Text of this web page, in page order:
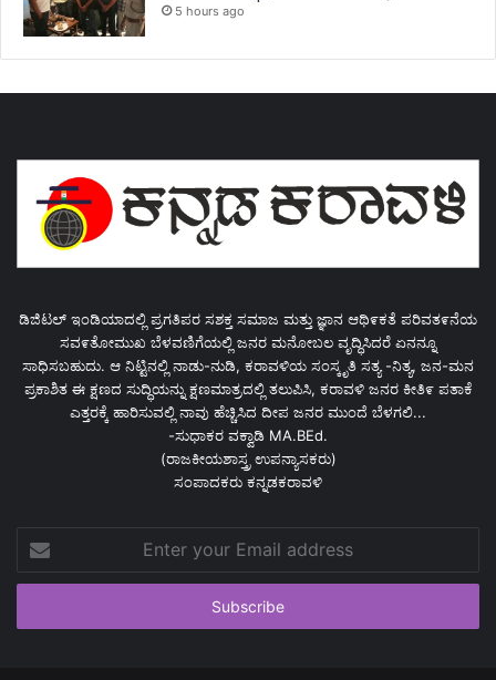
5 hours ago
ಡಿಜಿಟಲ್ ಇಂಡಿಯಾದಲ್ಲಿ ಪ್ರಗತಿಪರ ಸಶಕ್ತ ಸಮಾಜ ಮತ್ತು ಜ್ಞಾನ ಆಥಿ೯ಕತೆ ಪರಿವತ೯ನೆಯ
ಸವ೯ತೋಮುಖ ಬೆಳವಣಿಗೆಯಲ್ಲಿ ಜನರ ಮನೋಬಲ ವೃದ್ಧಿಸಿದರೆ ಏನನ್ನೂ
ಸಾಧಿಸಬಹುದು. ಆ ನಿಟ್ಟಿನಲ್ಲಿ ನಾಡು-ನುಡಿ, ಕರಾವಳಿಯ ಸಂಸ್ಕೃತಿ ಸತ್ಯ -ನಿತ್ಯ, ಜನ-ಮನ
ಪ್ರಕಾಶಿತ ಈ ಕ್ಷಣದ ಸುದ್ಧಿಯನ್ನು ಕ್ಷಣಮಾತ್ರದಲ್ಲಿ ತಲುಪಿಸಿ, ಕರಾವಳಿ ಜನರ ಕೀತಿ೯ ಪತಾಕೆ
ಎತ್ತರಕ್ಕೆ ಹಾರಿಸುವಲ್ಲಿ ನಾವು ಹೆಚ್ಚಿಸಿದ ದೀಪ ಜನರ ಮುಂದೆ ಬೆಳಗಲಿ...
-ಸುಧಾಕರ ವಕ್ವಾಡಿ MA.BEd.
(ರಾಜಕೀಯಶಾಸ್ತ್ರ ಉಪನ್ಯಾಸಕರು)
ಸಂಪಾದಕರು ಕನ್ನಡಕರಾವಳಿ
your
Email